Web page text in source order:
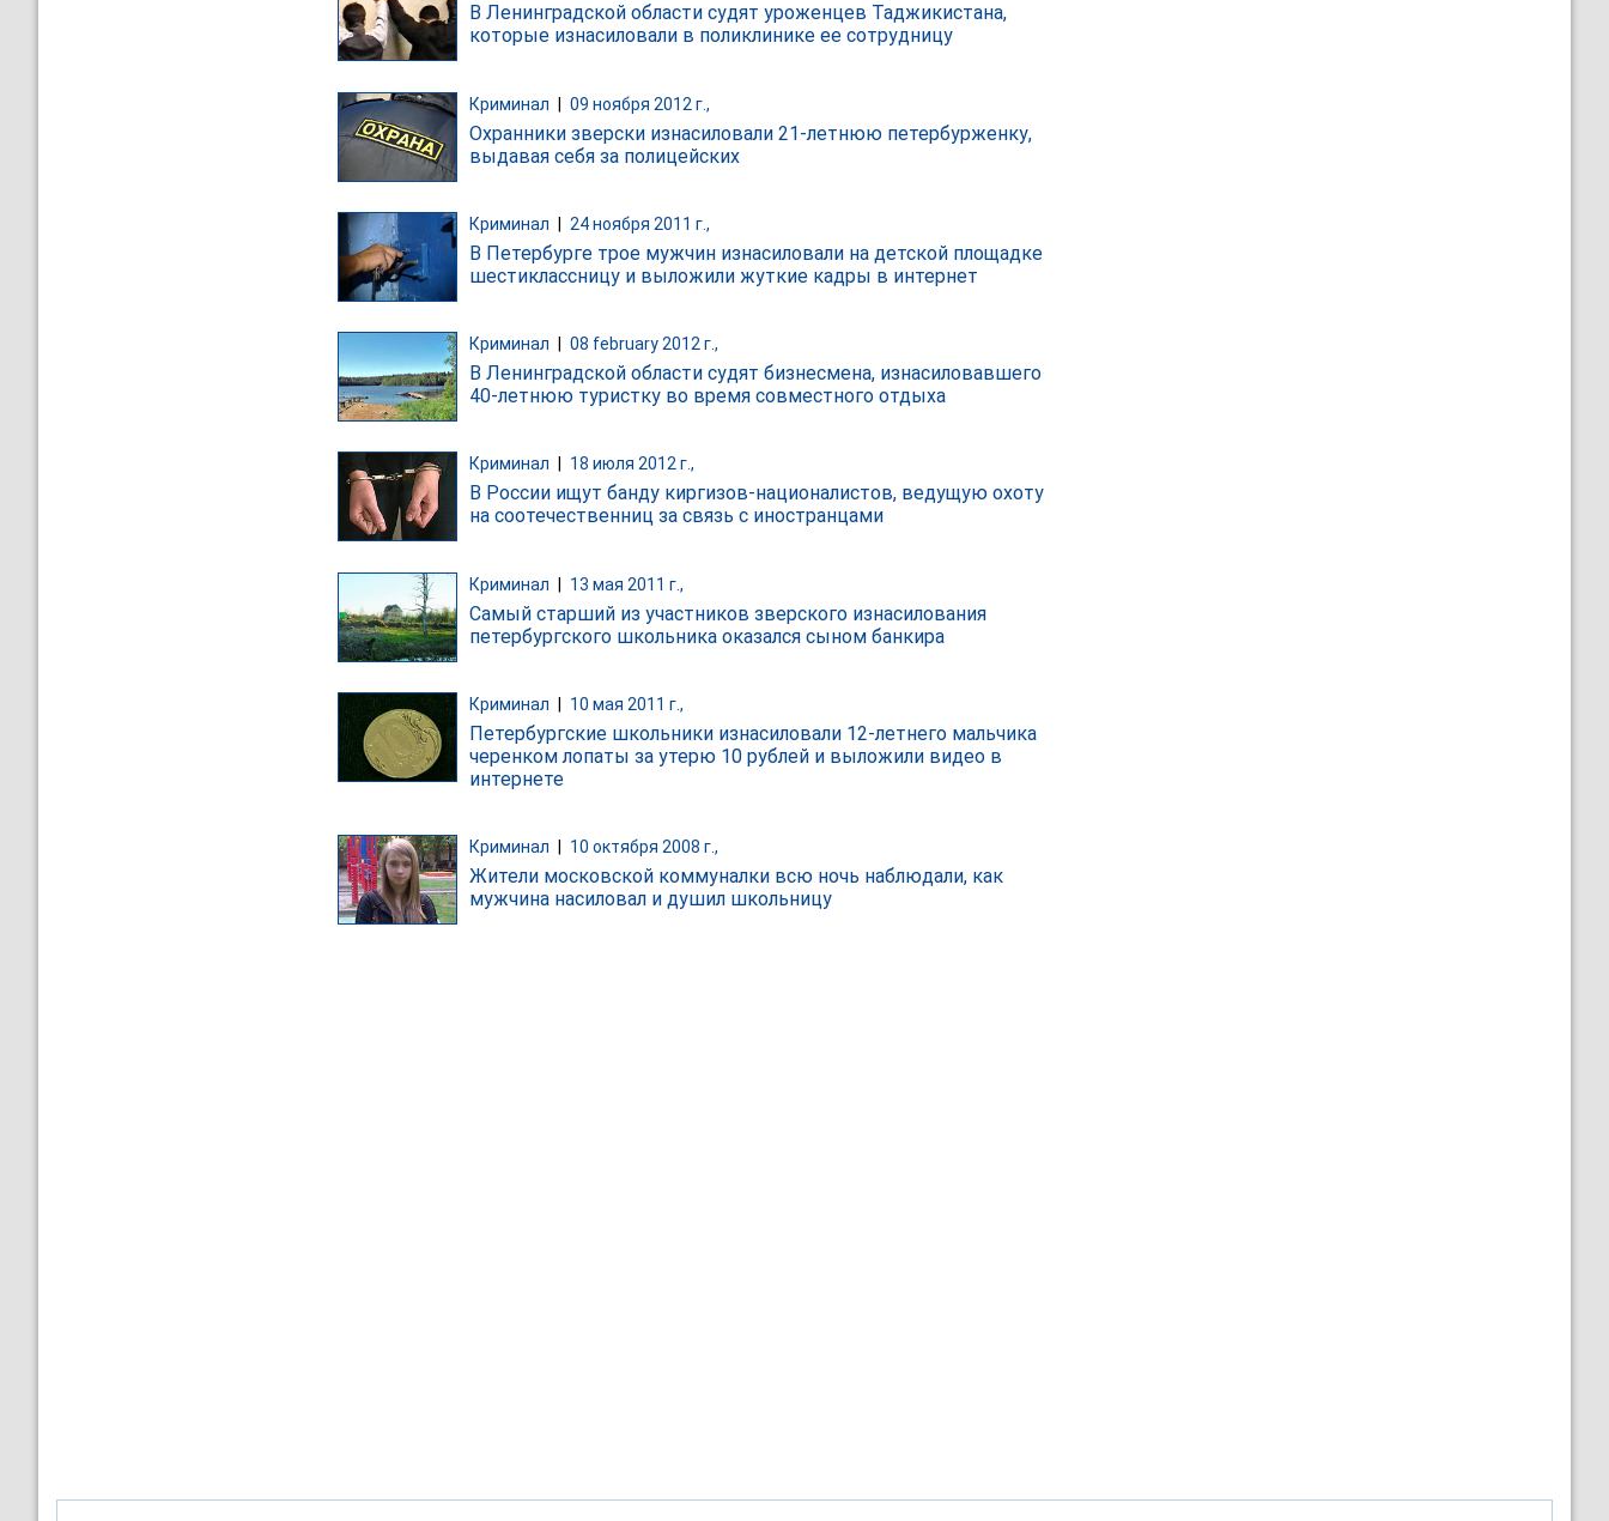
В Ленинградской области судят уроженцев Таджикистана,
которые изнасиловали в поликлинике ее сотрудницу
Криминал | 09 ноября 2012 г.,
Охранники зверски изнасиловали 21-летнюю петербурженку,
выдавая себя за полицейских
Криминал 24 ноября 2011 г.,
В Петербурге трое мужчин изнасиловали на детской площадке
шестиклассницу и выложили жуткие кадры в интернет
Криминал 08 february 2012 г.,
В Ленинградской области судят бизнесмена, изнасиловавшего
40-летнюю туристку во время совместного отдыха
Криминал 18 июля 2012 г.,
В России ищут банду киргизов-националистов, ведущую охоту
на соотечественниц за связь с иностранцами
Криминал | 13 мая 2011 г.,
Самый старший из участников зверского изнасилования
петербургского школьника оказался сыном банкира
Криминал 10 мая 2011 г.,
Петербургские школьники изнасиловали 12-летнего мальчика
черенком лопаты за утерю 10 рублей и выложили видео в
интернете
Криминал 10 октября 2008 г.,
Жители московской коммуналки всю ночь наблюдали, как
мужчина насиловал и душил школьницу